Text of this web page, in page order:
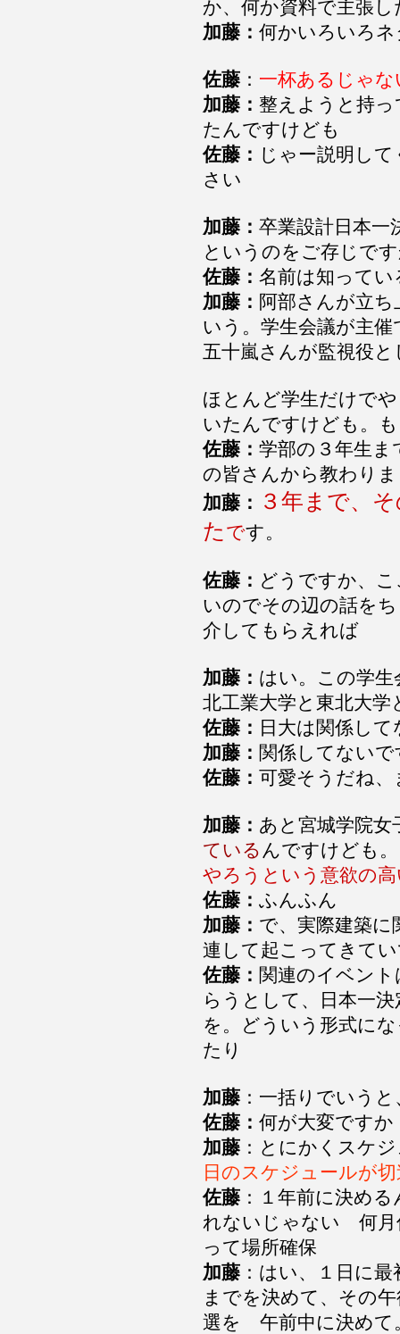
か、何か資料で主張
加藤： 何かいろいろ
佐藤 ： 一杯あるじゃな
加藤： 整えようと持っ
たんですけども
佐藤： じゃー説明して
さい
加藤： 卒業設計日本一
というのをご存じで
佐藤： 名前は知って
加藤： 阿部さんが立ち
いう。学生会議が主
五十嵐さんが監視役
ほとんど学生だけで
いたんですけども。
佐藤： 学部の３年生ま
の皆さんから教わり
加藤： ３年まで、
た です。
佐藤： どうですか、
いのでその辺の話を
介してもらえれば
加藤： はい。この学
北工業大学と東北大学
佐藤： 日大は関係し
加藤： 関係してないで
佐藤： 可愛そうだね
加藤： あと宮城学院女
ている んですけども。
やろうという意欲の
佐藤： ふんふん
加藤： で、実際建築
連して起こってきて
佐藤： 関連のイベン
らうとして、日本一
を。どういう形式に
たり
加藤 ：一括りでいうと
佐藤： 何が大変ですか
加藤 ：とにかくスケ
日のスケジュールが
佐藤 ：１年前に決め
れないじゃない 何月
って場所確保
加藤 ：はい、１日に
までを決めて、その
選を 午前中に決めて